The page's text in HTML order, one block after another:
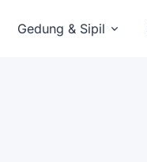
Gedung & Sipil